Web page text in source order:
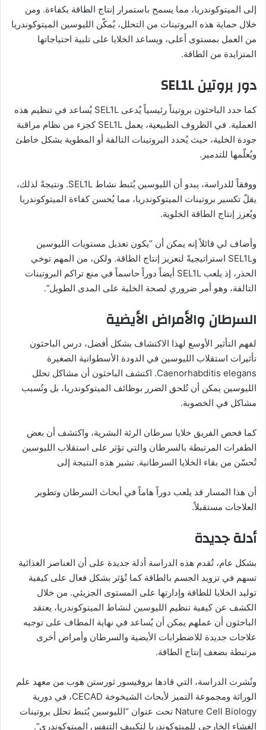
إلى الميتوكوندريا، مما يسمح باستمرار إنتاج الطاقة بكفاءة. ومن
خلال حماية هذه البروتينات من التحلل، يُمكّن الليوسين الميتوكوندريا
من العمل بمستوى أعلى، ويساعد الخلايا على تلبية احتياجاتها
المتزايدة من الطاقة.
دور بروتين SEL1L
كما حدد الباحثون بروتيناً رئيسياً يُدعى SEL1L يُساعد في تنظيم هذه
العملية. في الظروف الطبيعية، يعمل SEL1L كجزء من نظام مراقبة
جودة الخلية، حيث يُحدد البروتينات التالفة أو المطوية بشكل خاطئ
ويُعلّمها للتدمير.
ووفقاً للدراسة، يبدو أن الليوسين يُثبط نشاط SEL1L. ونتيجةً لذلك،
يقلّ تكسير بروتينات الميتوكوندريا، مما يُحسن كفاءة الميتوكوندريا
ويُعزز إنتاج الطاقة الخلوية.
وأضاف لي قائلاً إنه يمكن أن “يكون تعديل مستويات الليوسين
وSEL1L استراتيجيةً لتعزيز إنتاج الطاقة. ولكن، من المهم توخي
الحذر، إذ يلعب SEL1L أيضاً دوراً حاسماً في منع تراكم البروتينات
التالفة، وهو أمر ضروري لصحة الخلية على المدى الطويل”.
السرطان والأمراض الأيضية
لفهم التأثير الأوسع لهذا الاكتشاف بشكل أفضل، درس الباحثون
تأثيرات استقلاب الليوسين في الدودة الأسطوانية الصغيرة
Caenorhabditis elegans. اكتشف الباحثون أن مشاكل تحلل
الليوسين يمكن أن تُلحق الضرر بوظائف الميتوكوندريا، بل وتُسبب
مشاكل في الخصوبة.
كما فحص الفريق خلايا سرطان الرئة البشرية، واكتشف أن بعض
الطفرات المرتبطة بالسرطان والتي تؤثر على استقلاب الليوسين
تُحسّن من بقاء الخلايا السرطانية. تشير هذه النتيجة إلى
أن هذا المسار قد يلعب دوراً هاماً في أبحاث السرطان وتطوير
العلاجات مستقبلاً.
أدلة جديدة
بشكل عام، تُقدم هذه الدراسة أدلة جديدة على أن العناصر الغذائية
تسهم في تزويد الجسم بالطاقة كما تُؤثر بشكل فعال على كيفية
توليد الخلايا للطاقة وإدارتها على المستوى الجزيئي. من خلال
الكشف عن كيفية تنظيم الليوسين لنشاط الميتوكوندريا، يعتقد
الباحثون أن عملهم يمكن أن يُساعد في نهاية المطاف على توجيه
علاجات جديدة للاضطرابات الأيضية والسرطان وأمراض أخرى
مرتبطة بضعف إنتاج الطاقة.
ونُشرت الدراسة، التي قادها بروفيسور ثورستن هوب من معهد علم
الوراثة ومجموعة التميز لأبحاث الشيخوخة CECAD، في دورية
Nature Cell Biology تحت عنوان “الليوسين يُثبط تحلل بروتينات
الغشاء الخارجي للميتوكوندريا لتكييف التنفس الميتوكوندري”.